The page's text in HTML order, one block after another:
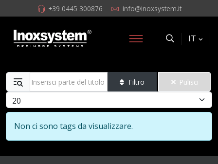
+39 0445 300876 info@inoxsystem.it
IT
Inserisci parte del titolo Filtro Pulisci
Visualizza #
Info
Non ci sono tags da visualizzare.